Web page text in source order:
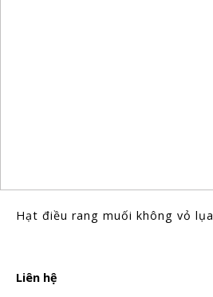
Hạt điều rang muối không vỏ lụa
Liên hệ